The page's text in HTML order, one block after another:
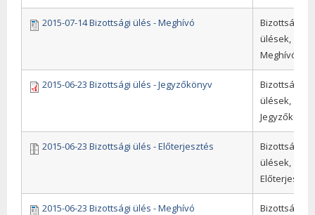
2015-07-14 Bizottsági ülés - Meghívó
Bizottsági
ülések,
Meghívók
2015-06-23 Bizottsági ülés - Jegyzőkönyv
Bizottsági
ülések,
2015-06-23 Bizottsági ülés - Előterjesztés
Bizottsági
ülések,
2015-06-23 Bizottsági ülés - Meghívó
Bizottsági